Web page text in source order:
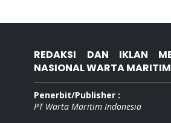
REDAKSI DAN IKLAN
NASIONAL WARTA
Penerbit/Publisher :
PT Warta Maritim Indonesia